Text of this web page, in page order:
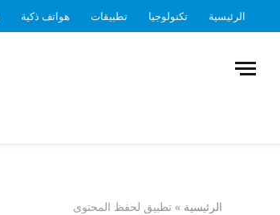
الرئيسية تكنولوجيا تطبيقات هواتف ذكية
الرئيسية » تطبيق لحفظ المحتوى